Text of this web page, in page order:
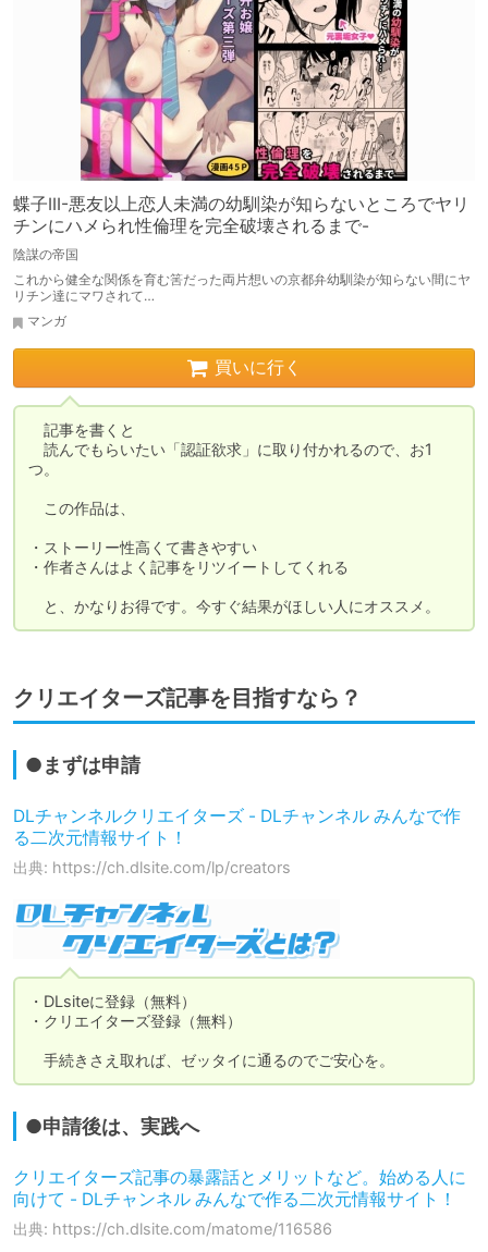
蝶子III-悪友以上恋人未満の幼馴染が知らないところでヤリ
チンにハメられ性倫理を完全破壊されるまで-
陰謀の帝国
これから健全な関係を育む筈だった両片想いの京都弁幼馴染が知らない間にヤ
リチン達にマワされて…
マンガ
買いに行く
記事を書くと
読んでもらいたい「認証欲求」に取り付かれるので、お1
つ。
この作品は、
・ストーリー性高くて書きやすい
・作者さんはよく記事をリツイートしてくれる
と、かなりお得です。今すぐ結果がほしい人にオススメ。
クリエイターズ記事を目指すなら？
●まずは申請
DLチャンネルクリエイターズ - DLチャンネル みんなで作
る二次元情報サイト！
出典: https://ch.dlsite.com/lp/creators
・DLsiteに登録（無料）
・クリエイターズ登録（無料）
手続きさえ取れば、ゼッタイに通るのでご安心を。
●申請後は、実践へ
クリエイターズ記事の暴露話とメリットなど。始める人に
向けて - DLチャンネル みんなで作る二次元情報サイト！
出典: https://ch.dlsite.com/matome/116586